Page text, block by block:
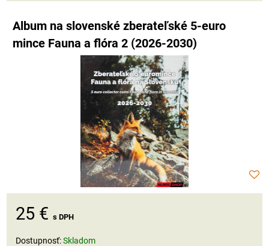
Album na slovenské zberateľské 5-euro
mince Fauna a flóra 2 (2026-2030)
25 € s DPH
Dostupnosť:Skladom